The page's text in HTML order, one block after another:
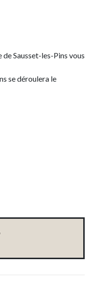
Sausset-les-Pins vous
se déroulera le